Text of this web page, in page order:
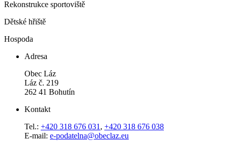
Rekonstrukce sportoviště
Dětské hřiště
Hospoda
Adresa
Obec Láz
Láz č. 219
262 41 Bohutín
Kontakt
Tel.: +420 318 676 031 , +420 318 676 038
E-mail: e-podatelna@obeclaz.eu